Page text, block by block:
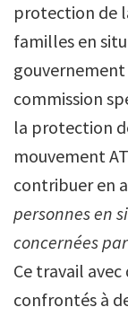
protection de
familles en
gouvernement
commission
la protection
mouvement
contribuer en
personnes en
concernées
Ce travail
confrontés à